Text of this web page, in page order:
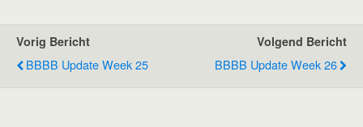
Vorig Bericht
BBBB Update Week 25
Volgend Bericht
BBBB Update Week 26